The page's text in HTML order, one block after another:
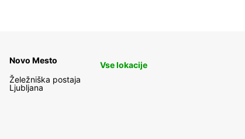
Novo Mesto
Želežniška postaja
Ljubljana
Vse lokacije